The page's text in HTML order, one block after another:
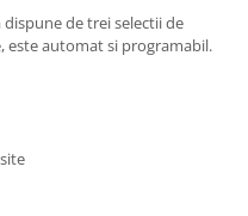
de trei selectii de
este automat si programabil.